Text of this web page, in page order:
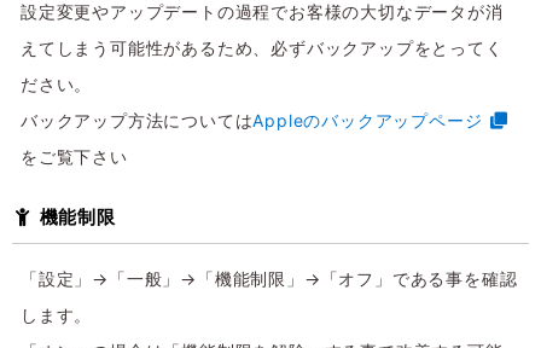
設定変更やアップデートの過程でお客様の大切なデータが消
えてしまう可能性があるため、必ずバックアップをとってく
ださい。
バックアップ方法についてはAppleのバックアップページ
をご覧下さい
機能制限
「設定」→「一般」→「機能制限」→「オフ」である事を確認
します。